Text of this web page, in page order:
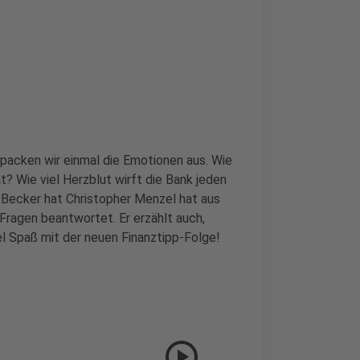
wir einmal die Emotionen aus. Wie
Wie viel Herzblut wirft die Bank jeden
hat Christopher Menzel hat aus
beantwortet. Er erzählt auch,
Spaß mit der neuen Finanztipp-Folge!